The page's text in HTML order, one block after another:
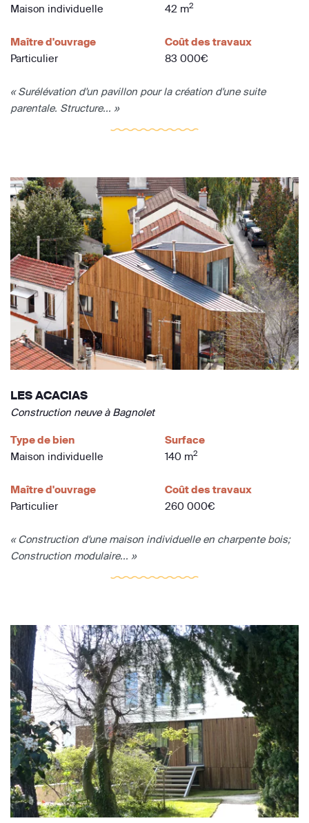
Maison individuelle
42 m2
Maître d'ouvrage
Particulier
Coût des travaux
83 000€
« Surélévation d'un pavillon pour la création d'une suite
parentale. Structure... »
LES ACACIAS
Construction neuve à Bagnolet
Type de bien
Maison individuelle
Surface
140 m2
Maître d'ouvrage
Particulier
Coût des travaux
260 000€
« Construction d'une maison individuelle en charpente bois;
Construction modulaire... »